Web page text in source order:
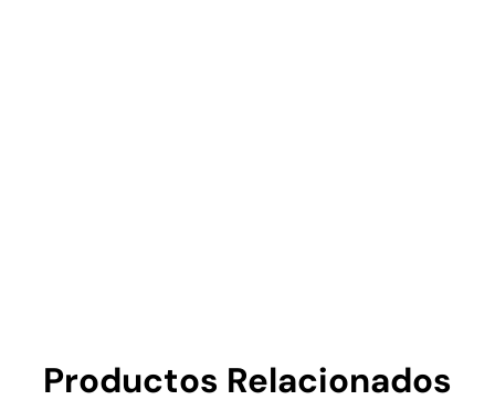
Productos Relacionados